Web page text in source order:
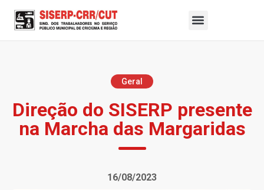
Geral
Direção do SISERP presente
na Marcha das Margaridas
16/08/2023